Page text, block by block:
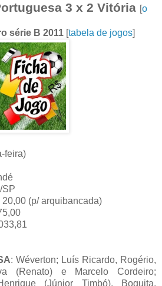
3 x 2 Vitória [o
série B 2011 [tabela de jogos]
feira)
SP
20,00 (p/ arquibancada)
: Wéverton; Luís Ricardo, Rogério,
(Renato) e Marcelo Cordeiro;
(Júnior Timbó), Boquita,